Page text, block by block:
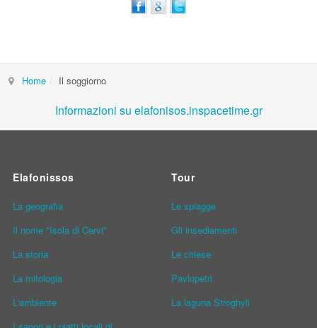
Home Il soggiorno
Informazioni su elafonisos.inspacetime.gr
Elafonissos
La geografia
Il nome "Isola di Cervi"
La storia
La mitologia
L'ambiente
Tour
Le spiagge
Gli insediamenti
Le chiese
Pavlopetri
La laguna Stroghyli